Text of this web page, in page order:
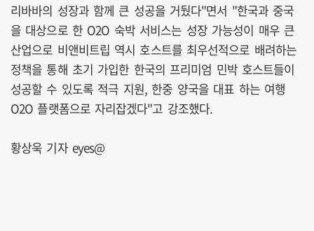
리바바의 성장과 함께 큰 성공을 거뒀다"면서 "한국과 중국
을 대상으로 한 O2O 숙박 서비스는 성장 가능성이 매우 큰
산업으로 비앤비트립 역시 호스트를 최우선적으로 배려하는
정책을 통해 초기 가입한 한국의 프리미엄 민박 호스트들이
성공할 수 있도록 적극 지원, 한중 양국을 대표 하는 여행
O2O 플랫폼으로 자리잡겠다"고 강조했다.
황상욱 기자 eyes@